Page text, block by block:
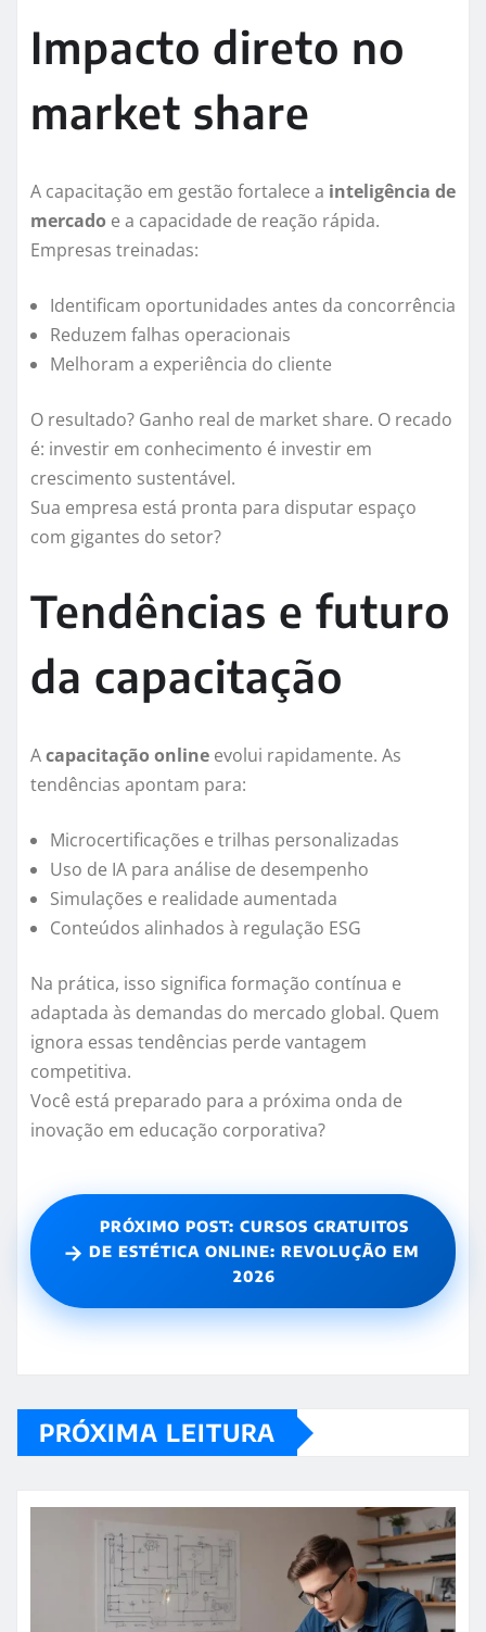
Impacto direto no
market share
A capacitação em gestão fortalece a inteligência de
mercado e a capacidade de reação rápida.
Empresas treinadas:
Identificam oportunidades antes da concorrência
Reduzem falhas operacionais
Melhoram a experiência do cliente
O resultado? Ganho real de market share. O recado
é: investir em conhecimento é investir em
crescimento sustentável.
Sua empresa está pronta para disputar espaço
com gigantes do setor?
Tendências e futuro
da capacitação
Acapacitação online evolui rapidamente. As
tendências apontam para:
Microcertificações e trilhas personalizadas
Uso de IA para análise de desempenho
Simulações e realidade aumentada
Conteúdos alinhados à regulação ESG
Na prática, isso significa formação contínua e
adaptada às demandas do mercado global. Quem
ignora essas tendências perde vantagem
competitiva.
Você está preparado para a próxima onda de
inovação em educação corporativa?
→
PRÓXIMO POST: CURSOS GRATUITOS
DE ESTÉTICA ONLINE: REVOLUÇÃO EM
2026
PRÓXIMA LEITURA